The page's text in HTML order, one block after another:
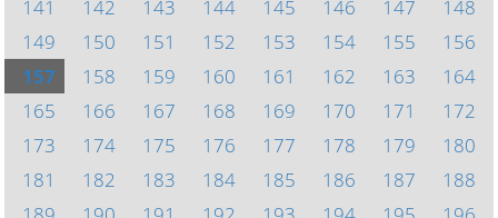
141
142 143 144 145 146 147
148
149
150 151 152 153 154 155
156
157
158 159 160 161 162 163
164
165
166 167 168 169 170 171
172
173
174 175 176 177 178 179
180
181
182 183 184 185 186 187
188